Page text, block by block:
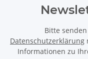
Bitte
Datenschutzerklärung
Informationen zu